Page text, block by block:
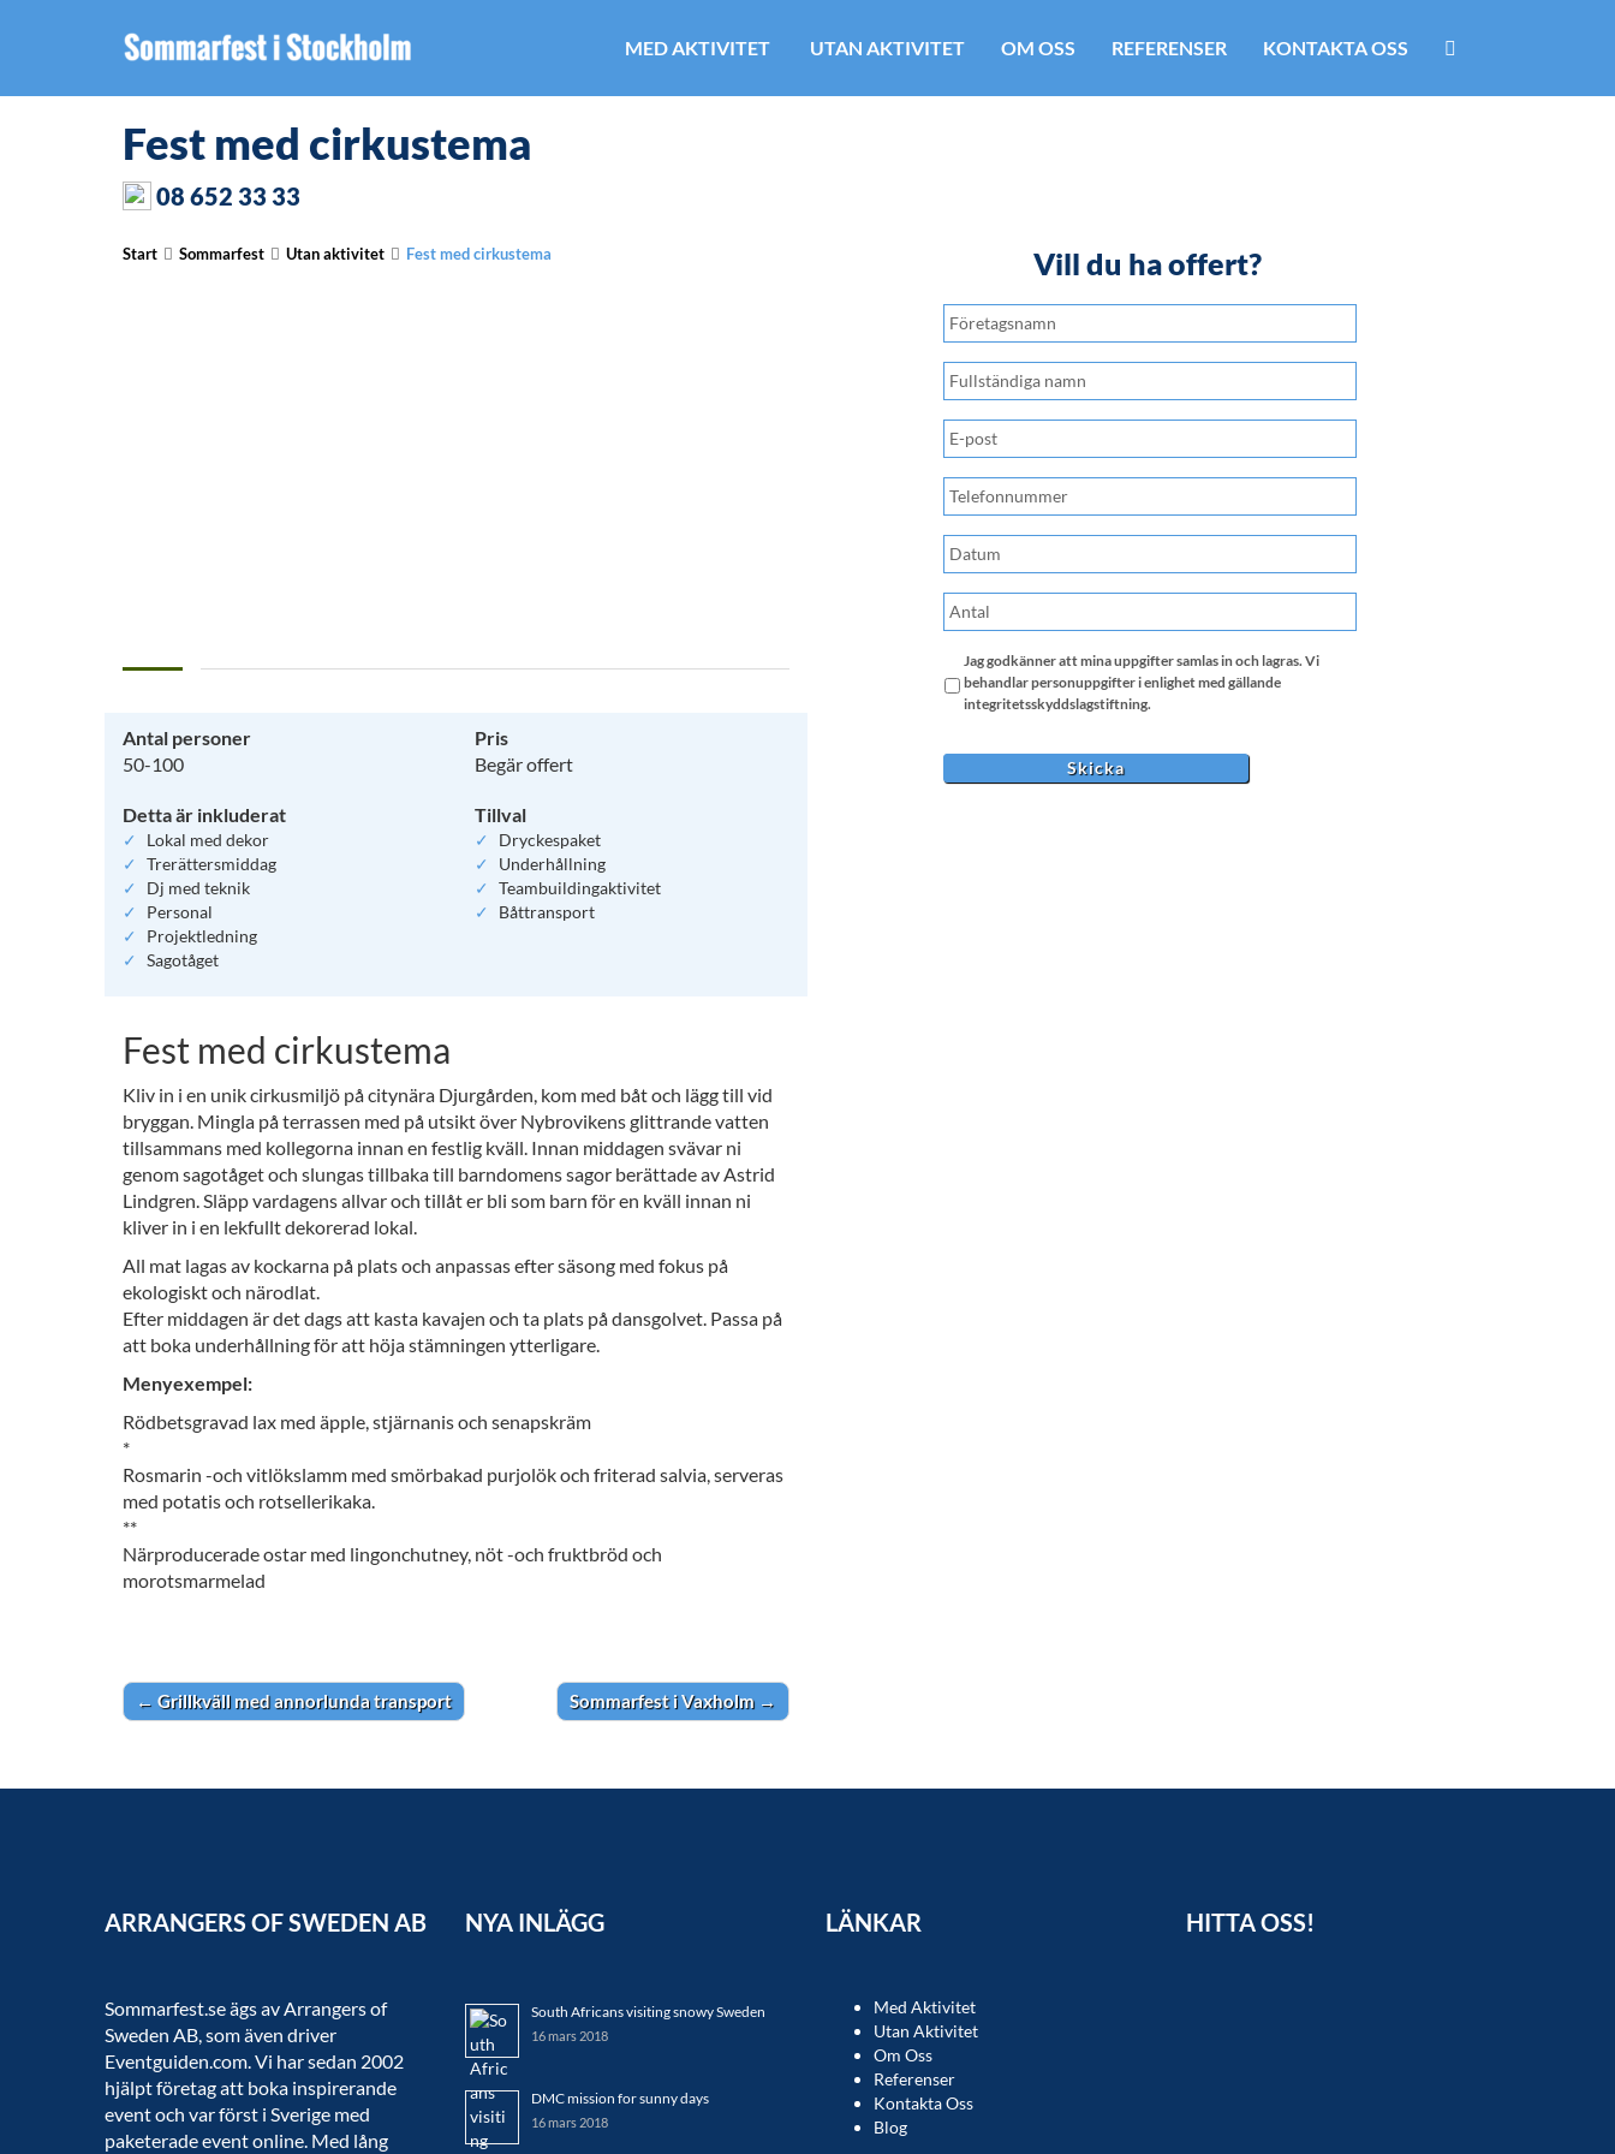
MED AKTIVITET UTAN AKTIVITET OM OSS REFERENSER KONTAKTA OSS
Fest med cirkustema
08 652 33 33
Start Sommarfest Utan aktivitet Fest med cirkustema
Antal personer
50-100
Pris
Begär offert
Detta är inkluderat
Lokal med dekor
Trerättersmiddag
Dj med teknik
Personal
Projektledning
Sagotåget
Tillval
Dryckespaket
Underhållning
Teambuildingaktivitet
Båttransport
Fest med cirkustema
Kliv in i en unik cirkusmiljö på citynära Djurgården, kom med båt och lägg till vid
bryggan. Mingla på terrassen med på utsikt över Nybrovikens glittrande vatten
tillsammans med kollegorna innan en festlig kväll. Innan middagen svävar ni
genom sagotåget och slungas tillbaka till barndomens sagor berättade av Astrid
Lindgren. Släpp vardagens allvar och tillåt er bli som barn för en kväll innan ni
kliver in i en lekfullt dekorerad lokal.
All mat lagas av kockarna på plats och anpassas efter säsong med fokus på
ekologiskt och närodlat.
Efter middagen är det dags att kasta kavajen och ta plats på dansgolvet. Passa på
att boka underhållning för att höja stämningen ytterligare.
Menyexempel:
Rödbetsgravad lax med äpple, stjärnanis och senapskräm
*
Rosmarin -och vitlökslamm med smörbakad purjolök och friterad salvia, serveras
med potatis och rotsellerikaka.
**
Närproducerade ostar med lingonchutney, nöt -och fruktbröd och
morotsmarmelad
Post navigation
← Grillkväll med annorlunda transport Sommarfest i Vaxholm →
Vill du ha offert?
snedstreck
DD
Jag godkänner att mina uppgifter samlas in och lagras. Vi
behandlar personuppgifter i enlighet med gällande
integritetsskyddslagstiftning.
ARRANGERS OF SWEDEN AB
Sommarfest.se ägs av Arrangers of
Sweden AB, som även driver
Eventguiden.com. Vi har sedan 2002
hjälpt företag att boka inspirerande
event och var först i Sverige med
paketerade event online. Med lång
NYA INLÄGG
South Africans visiting snowy Sweden
16 mars 2018
DMC mission for sunny days
16 mars 2018
LÄNKAR
Med Aktivitet
Utan Aktivitet
Om Oss
Referenser
Kontakta Oss
Blog
HITTA OSS!